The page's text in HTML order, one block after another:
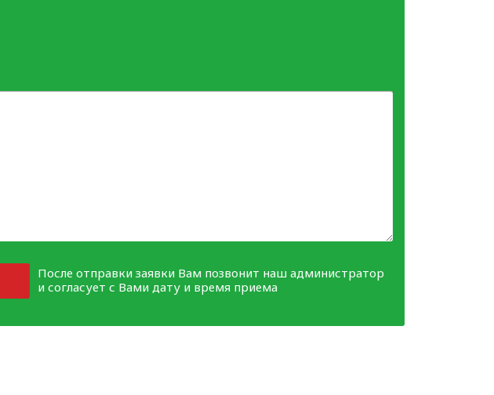
После отправки заявки Вам позвонит наш администратор
и согласует с Вами дату и время приема